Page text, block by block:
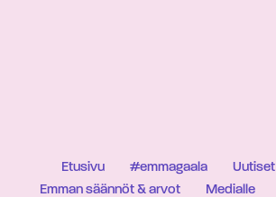
Etusivu #emmagaala Uutiset
Emman säännöt & arvot
Medialle